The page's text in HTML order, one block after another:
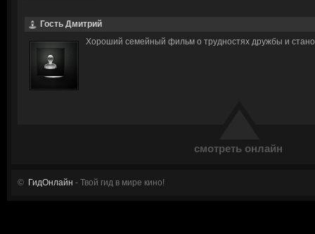
смотреть онлайн
Гость Дмитрий
Хороший семейный фильм о трудностях дружбы и
© ГидОнлайн - Твой гид в мире кино!